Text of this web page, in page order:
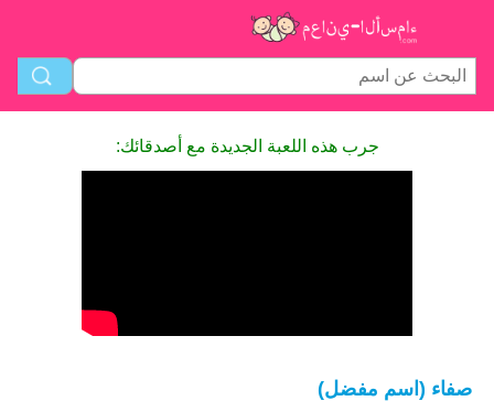
جرب هذه اللعبة الجديدة مع أصدقائك:
صفاء (اسم مفضل)